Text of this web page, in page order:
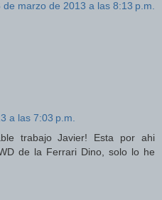
de marzo de 2013 a las 8:13 p.m.
a las 7:03 p.m.
trabajo Javier! Esta por ahi
de la Ferrari Dino, solo lo he